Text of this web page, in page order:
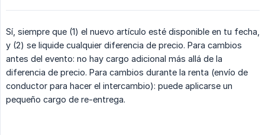
Sí, siempre que (1) el nuevo artículo esté disponible en tu fecha,
y (2) se liquide cualquier diferencia de precio. Para cambios
antes del evento: no hay cargo adicional más allá de la
diferencia de precio. Para cambios durante la renta (envío de
conductor para hacer el intercambio): puede aplicarse un
pequeño cargo de re-entrega.